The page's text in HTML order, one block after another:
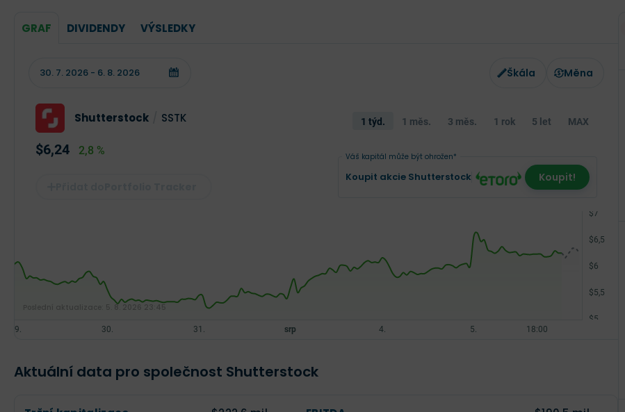
GRAF DIVIDENDY VÝSLEDKY
Škála Měna
Shutterstock SSTK
$6,24 2,8 %
1 týd. 1 měs. 3 měs. 1 rok 5 let MAX
Koupit akcie Shutterstock
Váš kapitál může být ohrožen*
Koupit!
5. 8. 2026 23:45
Aktuální data pro společnost Shutterstock